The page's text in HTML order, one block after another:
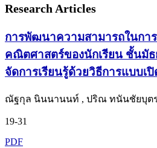
Research Articles
การพัฒนาความสามารถในกา
คณิตศาสตร์ของนักเรียน ชั้นมั
จัดการเรียนรู้ด้วยวิธีการแบบเ
ณัฐกุล นินนานนท์ , ปริณ ทนันชัยบุต
19-31
PDF